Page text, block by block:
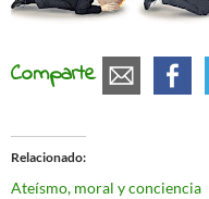
Comparte
Relacionado
Ateísmo, moral y conciencia